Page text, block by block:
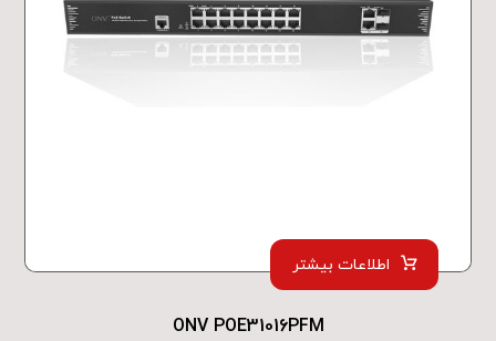
ONV POE31016PFM
اطلاعات بیشتر